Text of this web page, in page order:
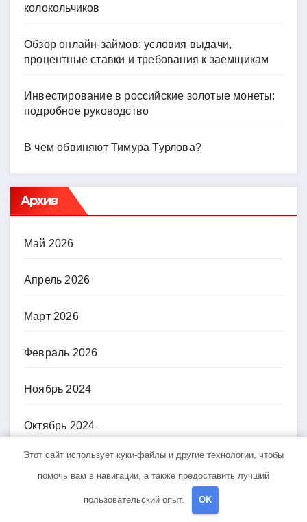
колокольчиков
Обзор онлайн-займов: условия выдачи,
процентные ставки и требования к заемщикам
Инвестирование в российские золотые монеты:
подробное руководство
В чем обвиняют Тимура Турлова?
Архив
Май 2026
Апрель 2026
Март 2026
Февраль 2026
Ноябрь 2024
Октябрь 2024
Сентябрь 2024
Этот сайт использует куки-файлы и другие технологии, чтобы
помочь вам в навигации, а также предоставить лучший
пользовательский опыт. OK